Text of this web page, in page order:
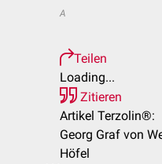
A
Teilen
Loading...
Zitieren
Artikel Terzolin®:
Georg Graf von
Höfel